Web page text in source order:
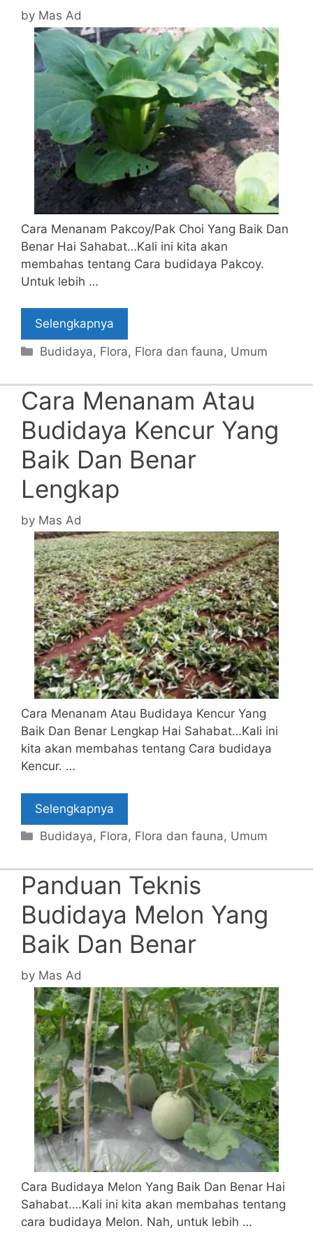
by Mas Ad
Cara Menanam Pakcoy/Pak Choi Yang Baik Dan
Benar Hai Sahabat…Kali ini kita akan
membahas tentang Cara budidaya Pakcoy.
Untuk lebih …
Selengkapnya
Categories
Budidaya, Flora, Flora dan fauna, Umum
Cara Menanam Atau
Budidaya Kencur Yang
Baik Dan Benar
Lengkap
by Mas Ad
Cara Menanam Atau Budidaya Kencur Yang
Baik Dan Benar Lengkap Hai Sahabat…Kali ini
kita akan membahas tentang Cara budidaya
Kencur. …
Selengkapnya
Categories
Budidaya, Flora, Flora dan fauna, Umum
Panduan Teknis
Budidaya Melon Yang
Baik Dan Benar
by Mas Ad
Cara Budidaya Melon Yang Baik Dan Benar Hai
Sahabat….Kali ini kita akan membahas tentang
cara budidaya Melon. Nah, untuk lebih …